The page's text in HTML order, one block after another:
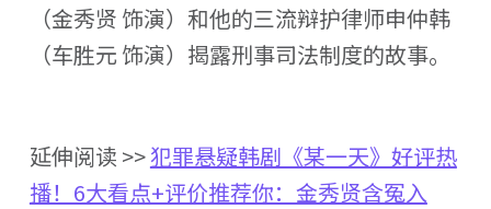
（金秀贤 饰演）和他的三流辩护律师申仲韩
（车胜元 饰演）揭露刑事司法制度的故事。
延伸阅读 >>犯罪悬疑韩剧《某一天》好评热
播！6大看点+评价推荐你：金秀贤含冤入